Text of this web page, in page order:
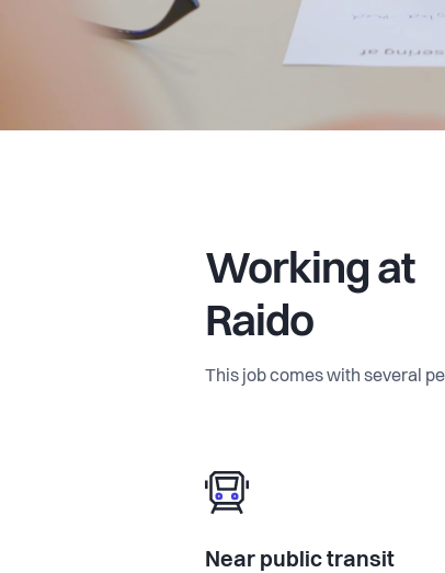
Working at
Raido
This job comes with several
Near public transit